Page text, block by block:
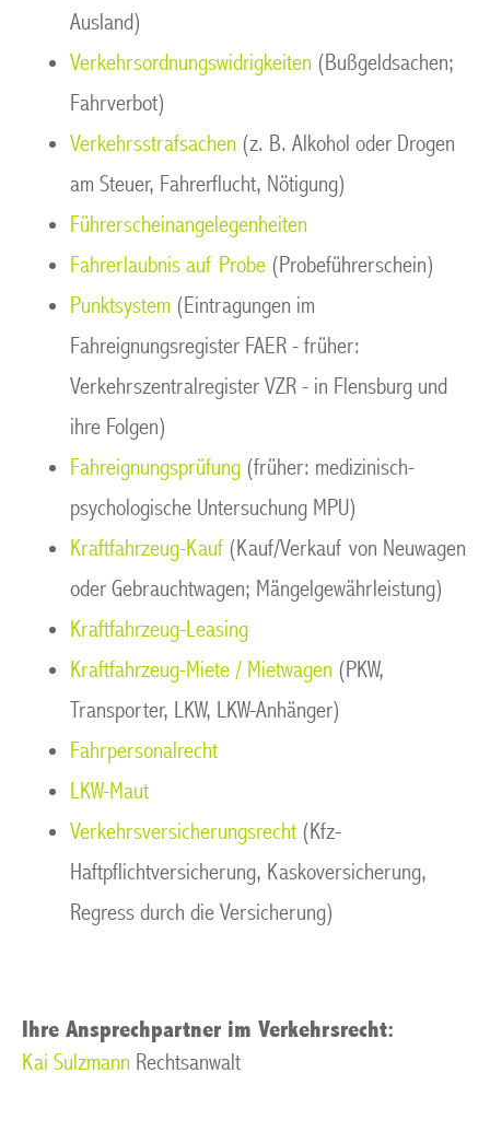
Ausland)
Verkehrsordnungswidrigkeiten (Bußgeldsachen;
Fahrverbot)
Verkehrsstrafsachen (z. B. Alkohol oder Drogen
am Steuer, Fahrerflucht, Nötigung)
Führerscheinangelegenheiten
Fahrerlaubnis auf Probe (Probeführerschein)
Punktsystem (Eintragungen im
Fahreignungsregister FAER - früher:
Verkehrszentralregister VZR - in Flensburg und
ihre Folgen)
Fahreignungsprüfung (früher: medizinisch-
psychologische Untersuchung MPU)
Kraftfahrzeug-Kauf (Kauf/Verkauf von Neuwagen
oder Gebrauchtwagen; Mängelgewährleistung)
Kraftfahrzeug-Leasing
Kraftfahrzeug-Miete / Mietwagen (PKW,
Transporter, LKW, LKW-Anhänger)
Fahrpersonalrecht
LKW-Maut
Verkehrsversicherungsrecht (Kfz-
Haftpflichtversicherung, Kaskoversicherung,
Regress durch die Versicherung)
Ihre Ansprechpartner im Verkehrsrecht:
Kai Sulzmann Rechtsanwalt